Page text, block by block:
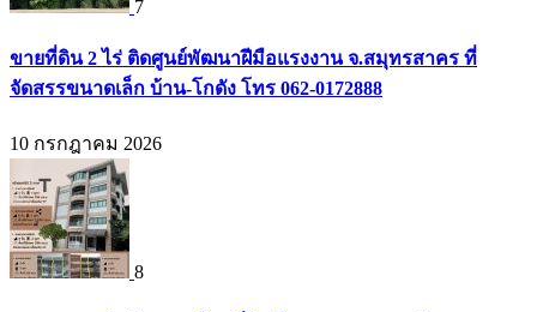
7
ขายที่ดิน 2 ไร่ ติดศูนย์พัฒนาฝีมือแรงงาน จ.สมุทรสาคร ที่
จัดสรรขนาดเล็ก บ้าน-โกดัง โทร 062-0172888
10 กรกฎาคม 2026
8